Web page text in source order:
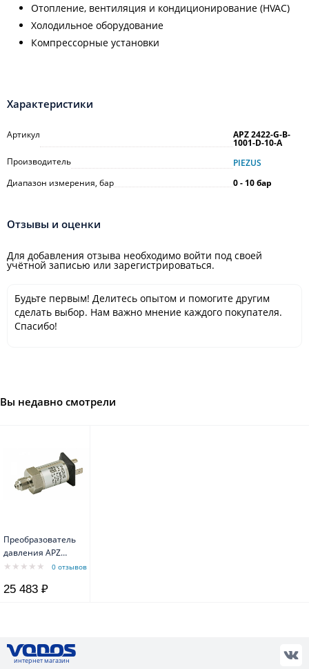
Отопление, вентиляция и кондиционирование (HVAC)
Холодильное оборудование
Компрессорные установки
Характеристики
Артикул APZ 2422-G-B-
1001-D-10-A
Производитель
PIEZUS
Диапазон измерения, бар
0 - 10 бар
Отзывы и оценки
Для добавления отзыва необходимо войти под своей
учётной записью или зарегистрироваться.
Будьте первым! Делитесь опытом и помогите другим
сделать выбор. Нам важно мнение каждого покупателя.
Спасибо!
Вы недавно смотрели
Преобразователь
давления APZ
2422, 1/2", 0-10
коннектором
0 отзывов
25 483 ₽
интернет магазин